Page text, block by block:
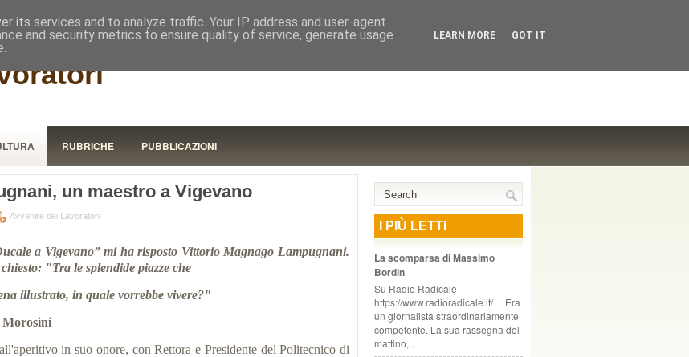
RISTORANTE COOPERATIVO, ZURIGO
RUBRICHE PUBBLICAZIONI
un maestro a Vigevano
Avvenire dei Lavoratori
a Vigevano” mi ha risposto Vittorio Magnago Lampugnani.
"Tra le splendide piazze che
illustrato, in quale vorrebbe vivere?"
in suo onore, con Rettora e Presidente del Politecnico di
I PIÙ LETTI
La scomparsa di Massimo
Bordin
Su Radio Radicale
https://www.radioradicale.it/ Era
un giornalista straordinariamente
competente. La sua rassegna del
mattino,...
its services and to analyze traffic. Your IP address and user-agent
and security metrics to ensure quality of service, generate usage
LEARN MORE GOT IT